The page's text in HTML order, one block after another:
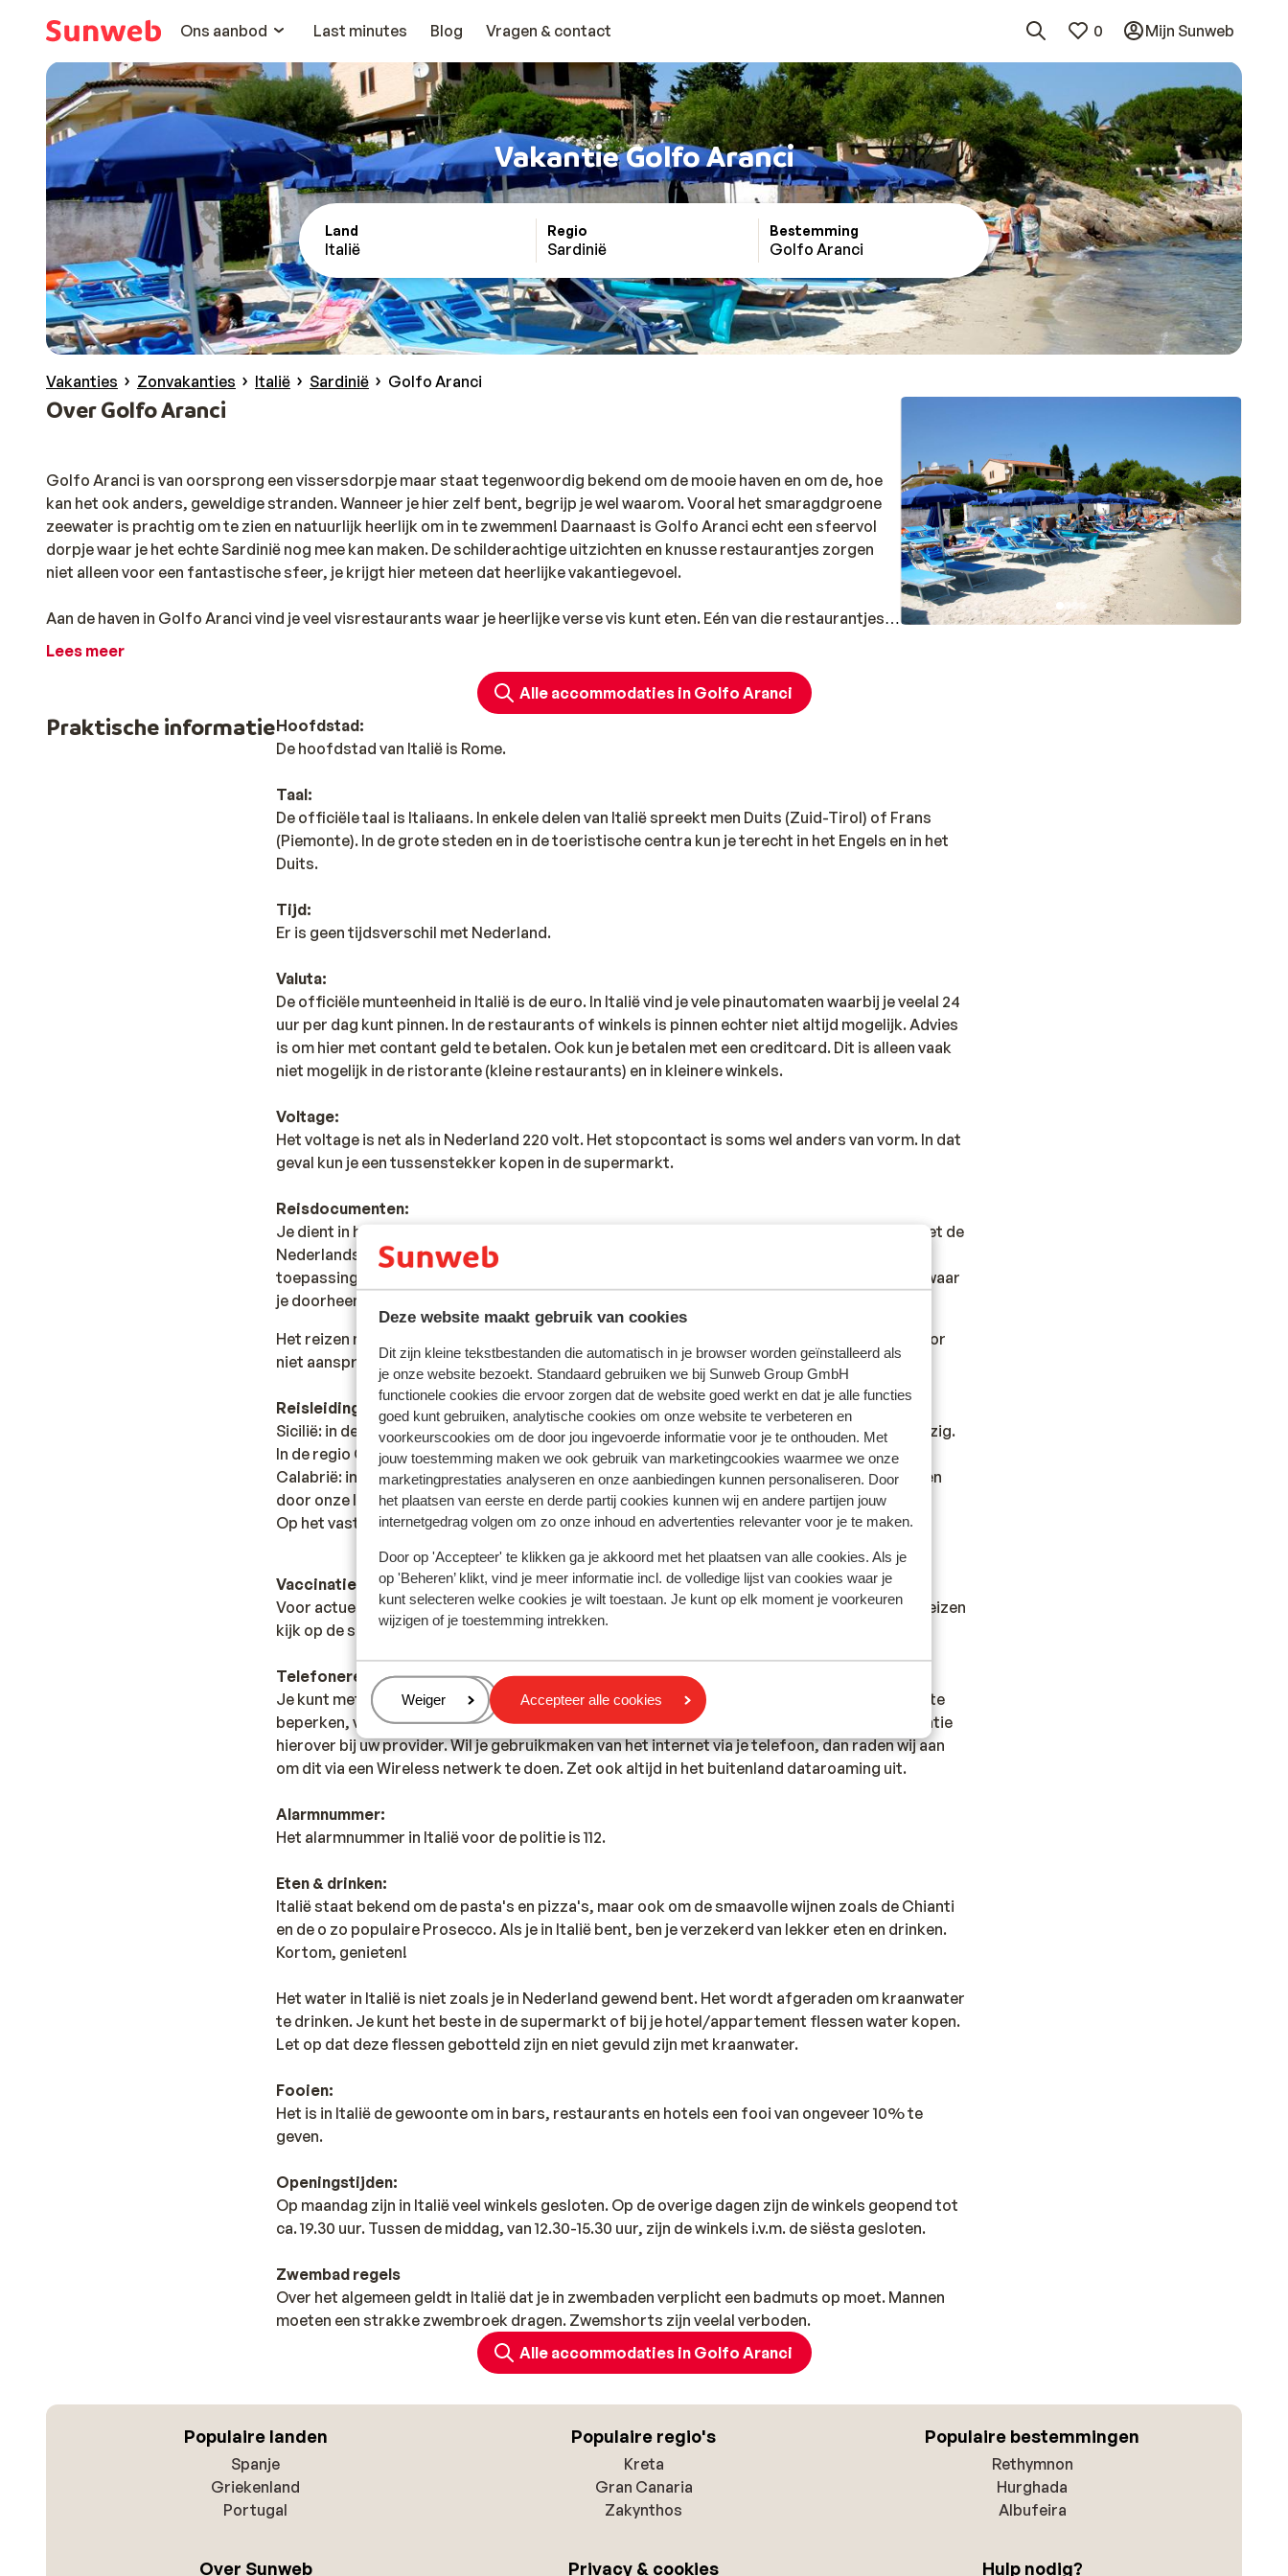
Deze website maakt gebruik van cookies
Dit zijn kleine tekstbestanden die automatisch in je browser worden geïnstalleerd als
je onze website bezoekt. Standaard gebruiken we bij Sunweb Group GmbH
functionele cookies die ervoor zorgen dat de website goed werkt en dat je alle functies
goed kunt gebruiken, analytische cookies om onze website te verbeteren en
voorkeurscookies om de door jou ingevoerde informatie voor je te onthouden. Met
jouw toestemming maken we ook gebruik van marketingcookies waarmee we onze
marketingprestaties analyseren en onze aanbiedingen kunnen personaliseren. Door
het plaatsen van eerste en derde partij cookies kunnen wij en andere partijen jouw
internetgedrag volgen om zo onze inhoud en advertenties relevanter voor je te maken.
Door op 'Accepteer' te klikken ga je akkoord met het plaatsen van alle cookies. Als je
op 'Beheren’ klikt, vind je meer informatie incl. de volledige lijst van cookies waar je
kunt selecteren welke cookies je wilt toestaan. Je kunt op elk moment je voorkeuren
wijzigen of je toestemming intrekken.
Beheren
Weiger Accepteer alle cookies
Ons aanbod
Last minutes Blog Vragen & contact 0 Mijn Sunweb
Vakantie Golfo Aranci
Land
Italië
Regio
Sardinië
Bestemming
Golfo Aranci
Vakanties Zonvakanties Italië Sardinië Golfo Aranci
Over Golfo Aranci
Golfo Aranci is van oorsprong een vissersdorpje maar staat tegenwoordig bekend om de mooie haven en om de, hoe
kan het ook anders, geweldige stranden. Wanneer je hier zelf bent, begrijp je wel waarom. Vooral het smaragdgroene
zeewater is prachtig om te zien en natuurlijk heerlijk om in te zwemmen! Daarnaast is Golfo Aranci echt een sfeervol
dorpje waar je het echte Sardinië nog mee kan maken. De schilderachtige uitzichten en knusse restaurantjes zorgen
niet alleen voor een fantastische sfeer, je krijgt hier meteen dat heerlijke vakantiegevoel.
Aan de haven in Golfo Aranci vind je veel visrestaurants waar je heerlijke verse vis kunt eten. Eén van die restaurantjes is
‘Trattoria Al Gambero Ghiotto’, een echte aanrader! Voor leuke winkeltjes ga je naar ‘Via Libertà'. In deze straat vind je
de ferry in de haven voor een leuk dagje op het vasteland van Italië!
Lees meer
Alle accommodaties in Golfo Aranci
Praktische informatieHoofdstad:
De hoofdstad van Italië is Rome.
Taal:
De officiële taal is Italiaans. In enkele delen van Italië spreekt men Duits (Zuid-Tirol) of Frans
(Piemonte). In de grote steden en in de toeristische centra kun je terecht in het Engels en in het
Duits.
Tijd:
Er is geen tijdsverschil met Nederland.
Valuta:
De officiële munteenheid in Italië is de euro. In Italië vind je vele pinautomaten waarbij je veelal 24
uur per dag kunt pinnen. In de restaurants of winkels is pinnen echter niet altijd mogelijk. Advies
is om hier met contant geld te betalen. Ook kun je betalen met een creditcard. Dit is alleen vaak
niet mogelijk in de ristorante (kleine restaurants) en in kleinere winkels.
Voltage:
Het voltage is net als in Nederland 220 volt. Het stopcontact is soms wel anders van vorm. In dat
geval kun je een tussenstekker kopen in de supermarkt.
Reisdocumenten:
Je dient in het bezit te zijn van een geldig paspoort of een geldig identiteitsbewijs. Heb je niet de
Nederlandse nationaliteit, dan is het belangrijk om na te vragen of er andere regels van
toepassing zijn. Dit vraag je na bij de ambassade van het land waar je heen wilt en de landen waar
je doorheen reist.
Het reizen met de juiste documenten is jouw eigen verantwoordelijkheid. Sunweb kan hiervoor
niet aansprakelijk worden gesteld.
Reisleiding:
Sicilië: in de regio Sicilië, Letojanni, Taormina en Giardini Naxos is Sunweb reisleiding aanwezig.
In de regio Cefalu een plaatselijke Engelssprekende vertegenwoordiger aanwezig.
Calabrië: in de regio Calabrië is geen Sunweb reisleiding aanwezig. Je wordt hier opgevangen
door onze lokale Engelsprekende vertegenwoordiger.
Op het vaste land van Italië is geen reisleiding aanwezig.
Vaccinatie:
Voor actuele informatie betreffende vaccinaties en andere gegevens over gezondheid en reizen
kijk op de site van LCR: https://www.lcr.nl/.
Telefoneren:
Je kunt met je mobiele telefoon telefoneren in Italië. Wij adviseren je om dit zoveel mogelijk te
beperken, vanwege de hoge kosten die worden verrekend. Informeer voorafgaand de vakantie
hierover bij uw provider. Wil je gebruikmaken van het internet via je telefoon, dan raden wij aan
om dit via een Wireless netwerk te doen. Zet ook altijd in het buitenland dataroaming uit.
Alarmnummer:
Het alarmnummer in Italië voor de politie is 112.
Eten & drinken:
Italië staat bekend om de pasta's en pizza's, maar ook om de smaavolle wijnen zoals de Chianti
en de o zo populaire Prosecco. Als je in Italië bent, ben je verzekerd van lekker eten en drinken.
Kortom, genieten!
Het water in Italië is niet zoals je in Nederland gewend bent. Het wordt afgeraden om kraanwater
te drinken. Je kunt het beste in de supermarkt of bij je hotel/appartement flessen water kopen.
Let op dat deze flessen gebotteld zijn en niet gevuld zijn met kraanwater.
Fooien:
Het is in Italië de gewoonte om in bars, restaurants en hotels een fooi van ongeveer 10% te
geven.
Openingstijden:
Op maandag zijn in Italië veel winkels gesloten. Op de overige dagen zijn de winkels geopend tot
ca. 19.30 uur. Tussen de middag, van 12.30-15.30 uur, zijn de winkels i.v.m. de siësta gesloten.
Zwembad regels
Over het algemeen geldt in Italië dat je in zwembaden verplicht een badmuts op moet. Mannen
moeten een strakke zwembroek dragen. Zwemshorts zijn veelal verboden.
Alle accommodaties in Golfo Aranci
Populaire landen
Spanje
Griekenland
Portugal
Populaire regio's
Kreta
Gran Canaria
Zakynthos
Populaire bestemmingen
Rethymnon
Hurghada
Albufeira
Over Sunweb Privacy & cookies Hulp nodig?